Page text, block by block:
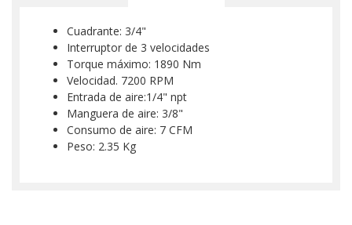
Cuadrante: 3/4"
Interruptor de 3 velocidades
Torque máximo: 1890 Nm
Velocidad. 7200 RPM
Entrada de aire:1/4" npt
Manguera de aire: 3/8"
Consumo de aire: 7 CFM
Peso: 2.35 Kg